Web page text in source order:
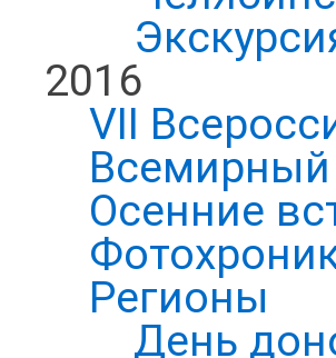
2016
VII
Всемирный
Осенние
Регионы
День